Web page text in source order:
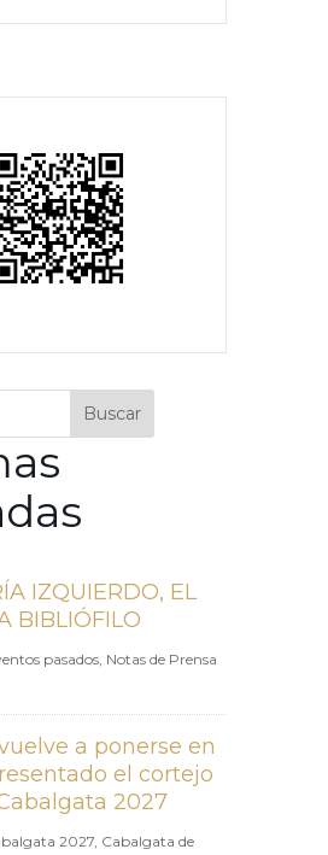
Buscar
IZQUIERDO, EL
BIBLIÓFILO
pasados, Notas de Prensa
a ponerse en
el cortejo
2027
2027, Cabalgata de